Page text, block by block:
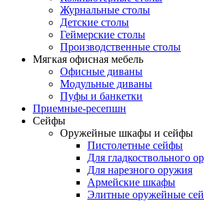
Журнальные столы
Детские столы
Геймерские столы
Производственные столы
Мягкая офисная мебель
Офисные диваны
Модульные диваны
Пуфы и банкетки
Приемные-ресепшн
Сейфы
Оружейные шкафы и сейфы
Пистолетные сейфы
Для гладкоствольного
Для нарезного оружия
Армейские шкафы
Элитные оружейные